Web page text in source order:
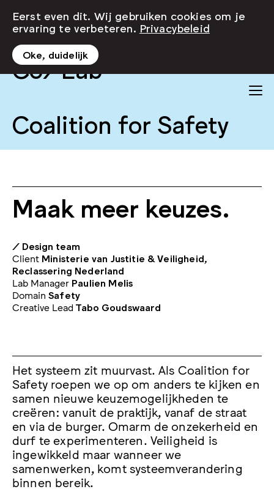
Co/Lab
Coalition for Safety
/ Design team
Client Ministerie van Justitie & Veiligheid,
Reclassering Nederland
Lab Manager Paulien Melis
Domain Safety
Creative Lead Tabo Goudswaard
Maak meer keuzes.
Het systeem zit muurvast. Als Coalition for
Safety roepen we op om anders te kijken en
samen nieuwe keuzemogelijkheden te
creëren: vanuit de praktijk, vanaf de straat
en via de burger. Omarm de onzekerheid en
durf te experimenteren. Veiligheid is
ingewikkeld maar wanneer we
samenwerken, komt systeemverandering
binnen bereik.
Eerst even dit. Wij gebruiken cookies om je
ervaring te verbeteren. Privacybeleid
Oke, duidelijk